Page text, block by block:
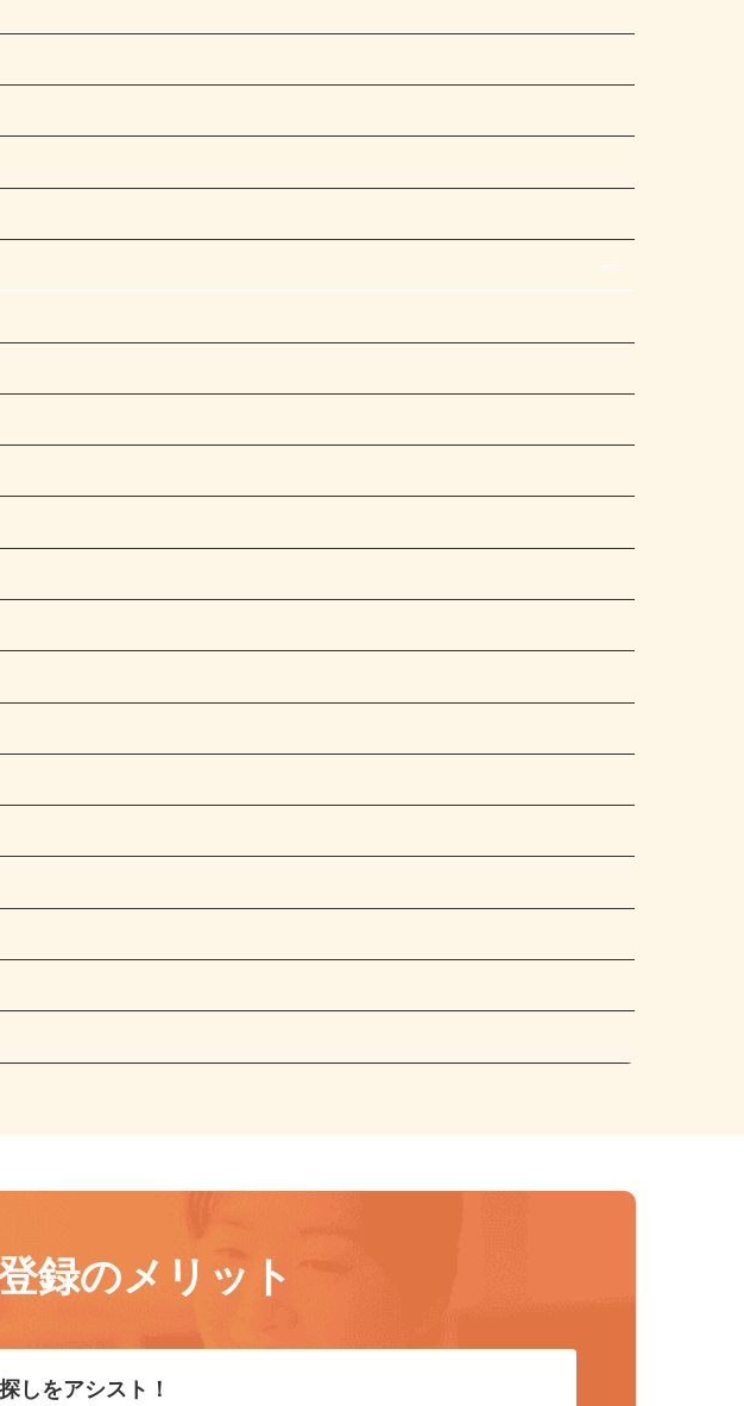
録のメリット